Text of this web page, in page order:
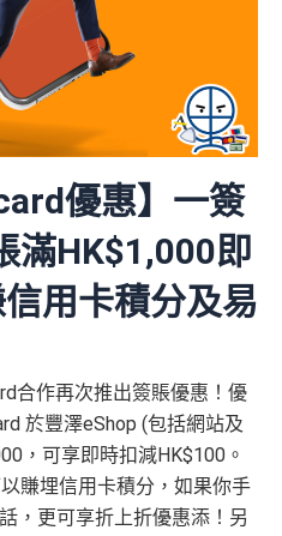
優惠】一簽
滿HK$1,000即
用卡積分及易
合作再次推出簽賬優惠！優
於豐澤eShop (包括網站及
，可享即時扣減HK$100。
賺埋信用卡積分，如果你手
，更可享折上折優惠添！另